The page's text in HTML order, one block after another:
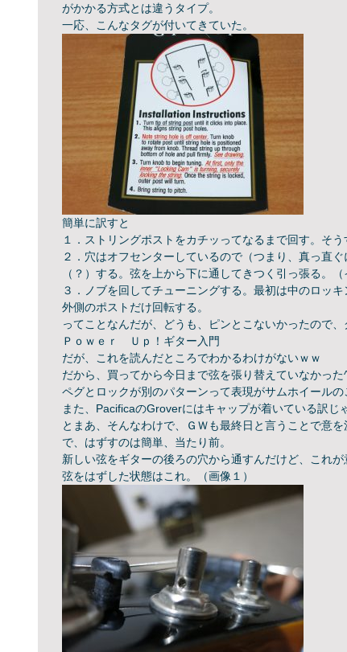
がかかる方式とは違うタイプ。
一応、こんなタグが付いてきていた。
簡単に訳すと
１．ストリングポストをカチッってなるまで回す。そう
２．穴はオフセンターしているので（つまり、真っ直
（？）する。弦を上から下に通してきつく引っ張る。（
３．ノブを回してチューニングする。 最初は中のロッキ
外側のポストだけ回転する。
ってことなんだが、どうも、ピンとこないかったので
Ｐｏｗｅｒ Ｕｐ！ギター入門
だが、これを読んだところでわかるわけがないｗｗ
だから、買ってから今日まで弦を張り替えていなかった
ペグとロックが別のパターンって表現がサムホイール
また、PacificaのGroverにはキャップが着いている訳
とまあ、そんなわけで、ＧＷも最終日と言うことで意
で、はずすのは簡単、当たり前。
新しい弦をギターの後ろの穴から通すんだけど、これ
弦をはずした状態はこれ。（画像１）